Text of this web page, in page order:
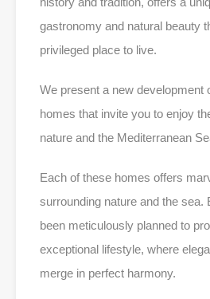
gastronomy and natural beauty
privileged place to live.
We present a new development
homes that invite you to enjoy
nature and the Mediterranean
Each of these homes offers
surrounding nature and the sea.
been meticulously planned to
exceptional lifestyle, where
merge in perfect harmony.